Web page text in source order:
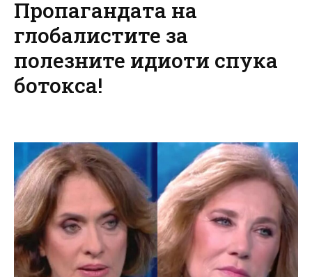
Пропагандата на
глобалистите за
полезните идиоти спука
ботокса!